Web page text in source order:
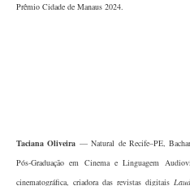
Prêmio Cidade de Manaus 2024.
Taciana Oliveira — Natural de Recife–PE,
Pós-Graduação em Cinema e Linguagem
cinematográfica, criadora das revistas digitais